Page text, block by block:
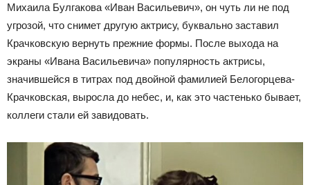
Михаила Булгакова «Иван Васильевич», он чуть ли не под
угрозой, что снимет другую актрису, буквально заставил
Крачковскую вернуть прежние формы. После выхода на
экраны «Ивана Васильевича» популярность актрисы,
значившейся в титрах под двойной фамилией Белогорцева-
Крачковская, выросла до небес, и, как это частенько бывает,
коллеги стали ей завидовать.